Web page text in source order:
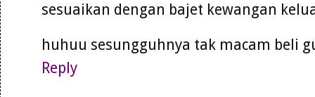
sesuaikan dengan bajet kewangan
huhuu sesungguhnya tak macam beli
Reply